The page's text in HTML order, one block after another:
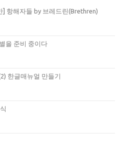
] 항해자들 by 브레드린(Brethren)
을 준비 중이다
한글매뉴얼 만들기